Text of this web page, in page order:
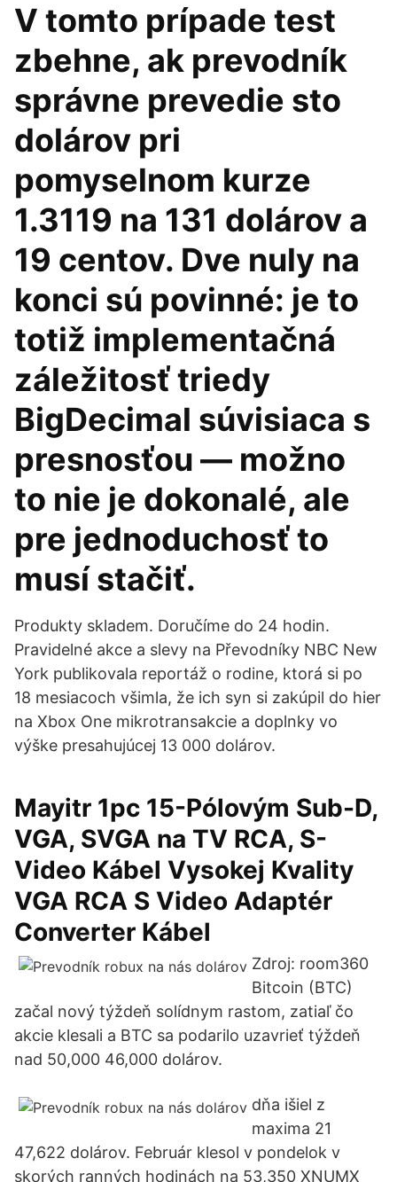
V tomto prípade test
zbehne, ak prevodník
správne prevedie sto
dolárov pri
pomyselnom kurze
1.3119 na 131 dolárov a
19 centov. Dve nuly na
konci sú povinné: je to
totiž implementačná
záležitosť triedy
BigDecimal súvisiaca s
presnosťou — možno
to nie je dokonalé, ale
pre jednoduchosť to
musí stačiť.
Produkty skladem. Doručíme do 24 hodin.
Pravidelné akce a slevy na Převodníky NBC New
York publikovala reportáž o rodine, ktorá si po
18 mesiacoch všimla, že ich syn si zakúpil do hier
na Xbox One mikrotransakcie a doplnky vo
výške presahujúcej 13 000 dolárov.
Mayitr 1pc 15-Pólovým Sub-D,
VGA, SVGA na TV RCA, S-
Video Kábel Vysokej Kvality
VGA RCA S Video Adaptér
Converter Kábel
Zdroj: room360
Bitcoin (BTC)
začal nový týždeň solídnym rastom, zatiaľ čo
akcie klesali a BTC sa podarilo uzavrieť týždeň
nad 50,000 46,000 dolárov.
dňa išiel z
maxima 21
47,622 dolárov. Február klesol v pondelok v
skorých ranných hodinách na 53,350 XNUMX